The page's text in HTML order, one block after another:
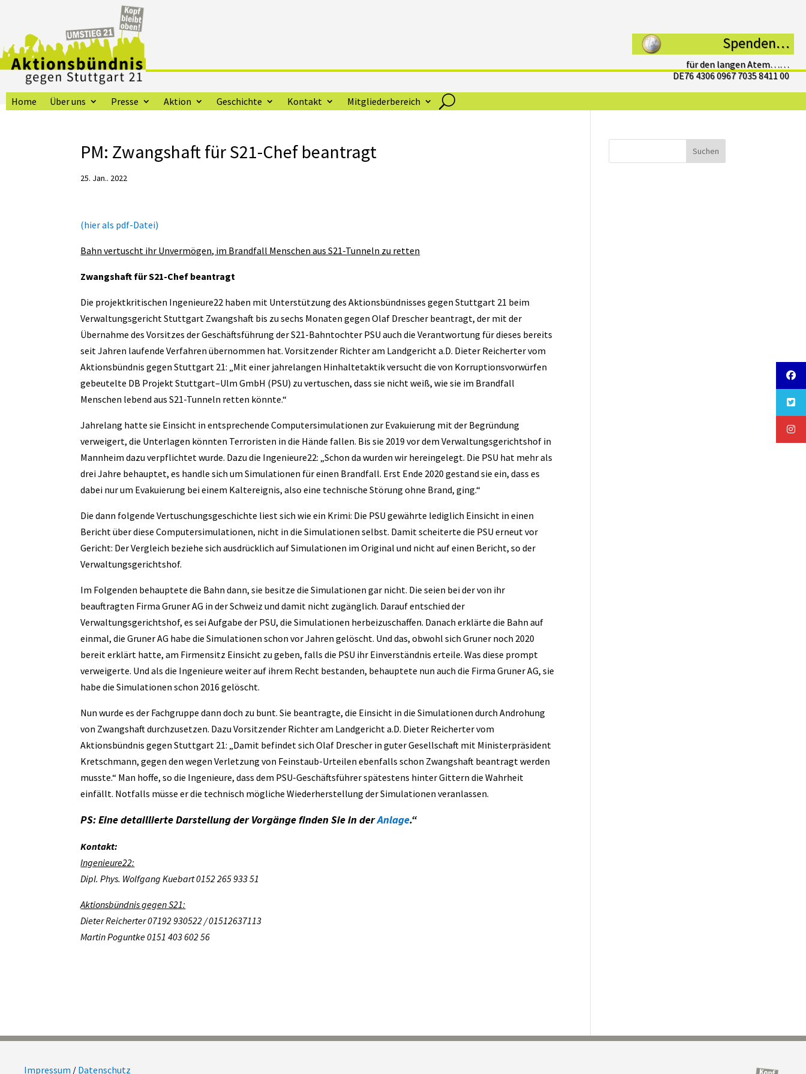
Spenden…
für den langen Atem……
DE76 4306 0967 7035 8411 00
Home Über uns Presse Aktion Geschichte Kontakt Mitgliederbereich
PM: Zwangshaft für S21-Chef beantragt
25. Jan.. 2022
(hier als pdf-Datei)
Bahn vertuscht ihr Unvermögen, im Brandfall Menschen aus S21-Tunneln zu retten
Zwangshaft für S21-Chef beantragt
Die projektkritischen Ingenieure22 haben mit Unterstützung des Aktionsbündnisses gegen Stuttgart 21 beim
Verwaltungsgericht Stuttgart Zwangshaft bis zu sechs Monaten gegen Olaf Drescher beantragt, der mit der
Übernahme des Vorsitzes der Geschäftsführung der S21-Bahntochter PSU auch die Verantwortung für dieses bereits
seit Jahren laufende Verfahren übernommen hat. Vorsitzender Richter am Landgericht a.D. Dieter Reicherter vom
Aktionsbündnis gegen Stuttgart 21: „Mit einer jahrelangen Hinhaltetaktik versucht die von Korruptionsvorwürfen
gebeutelte DB Projekt Stuttgart–Ulm GmbH (PSU) zu vertuschen, dass sie nicht weiß, wie sie im Brandfall
Menschen lebend aus S21-Tunneln retten könnte.“
Jahrelang hatte sie Einsicht in entsprechende Computersimulationen zur Evakuierung mit der Begründung
verweigert, die Unterlagen könnten Terroristen in die Hände fallen. Bis sie 2019 vor dem Verwaltungsgerichtshof in
Mannheim dazu verpflichtet wurde. Dazu die Ingenieure22: „Schon da wurden wir hereingelegt. Die PSU hat mehr als
drei Jahre behauptet, es handle sich um Simulationen für einen Brandfall. Erst Ende 2020 gestand sie ein, dass es
dabei nur um Evakuierung bei einem Kaltereignis, also eine technische Störung ohne Brand, ging.“
Die dann folgende Vertuschungsgeschichte liest sich wie ein Krimi: Die PSU gewährte lediglich Einsicht in einen
Bericht über diese Computersimulationen, nicht in die Simulationen selbst. Damit scheiterte die PSU erneut vor
Gericht: Der Vergleich beziehe sich ausdrücklich auf Simulationen im Original und nicht auf einen Bericht, so der
Verwaltungsgerichtshof.
Im Folgenden behauptete die Bahn dann, sie besitze die Simulationen gar nicht. Die seien bei der von ihr
beauftragten Firma Gruner AG in der Schweiz und damit nicht zugänglich. Darauf entschied der
Verwaltungsgerichtshof, es sei Aufgabe der PSU, die Simulationen herbeizuschaffen. Danach erklärte die Bahn auf
einmal, die Gruner AG habe die Simulationen schon vor Jahren gelöscht. Und das, obwohl sich Gruner noch 2020
bereit erklärt hatte, am Firmensitz Einsicht zu geben, falls die PSU ihr Einverständnis erteile. Was diese prompt
verweigerte. Und als die Ingenieure weiter auf ihrem Recht bestanden, behauptete nun auch die Firma Gruner AG, sie
habe die Simulationen schon 2016 gelöscht.
Nun wurde es der Fachgruppe dann doch zu bunt. Sie beantragte, die Einsicht in die Simulationen durch Androhung
von Zwangshaft durchzusetzen. Dazu Vorsitzender Richter am Landgericht a.D. Dieter Reicherter vom
Aktionsbündnis gegen Stuttgart 21: „Damit befindet sich Olaf Drescher in guter Gesellschaft mit Ministerpräsident
Kretschmann, gegen den wegen Verletzung von Feinstaub-Urteilen ebenfalls schon Zwangshaft beantragt werden
musste.“ Man hoffe, so die Ingenieure, dass dem PSU-Geschäftsführer spätestens hinter Gittern die Wahrheit
einfällt. Notfalls müsse er die technisch mögliche Wiederherstellung der Simulationen veranlassen.
PS: Eine detaillierte Darstellung der Vorgänge finden Sie in derAnlage.“
Kontakt:
Ingenieure22:
Dipl. Phys. Wolfgang Kuebart0152 265 933 51
Aktionsbündnis gegen S21:
Dieter Reicherter 07192 930522 / 01512637113
Martin Poguntke 0151 403 602 56
Suchen
Impressum / Datenschutz